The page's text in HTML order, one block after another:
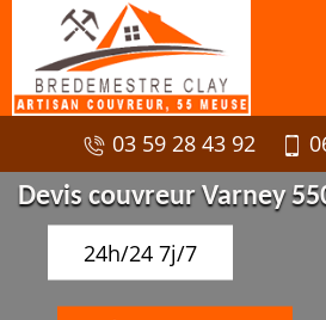
03 59 28 43 92
Devis couvreur Varney
24h/24 7j/7